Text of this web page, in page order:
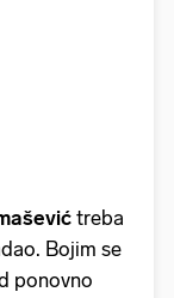
treba
Bojim se
ponovno